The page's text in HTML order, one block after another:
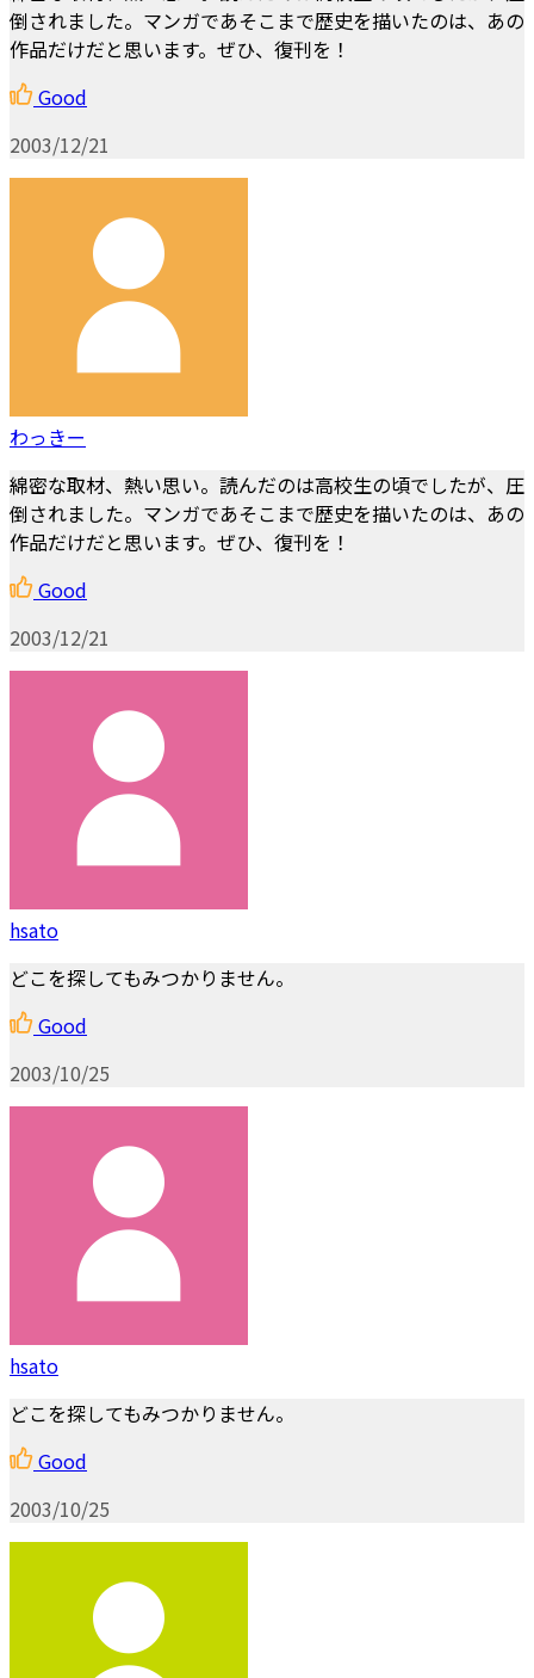
倒されました。マンガであそこまで歴史を描いたのは、あの
作品だけだと思います。ぜひ、復刊を！
Good
2003/12/21
わっきー
綿密な取材、熱い思い。読んだのは高校生の頃でしたが、圧
倒されました。マンガであそこまで歴史を描いたのは、あの
作品だけだと思います。ぜひ、復刊を！
Good
2003/12/21
hsato
どこを探してもみつかりません。
Good
2003/10/25
hsato
どこを探してもみつかりません。
Good
2003/10/25